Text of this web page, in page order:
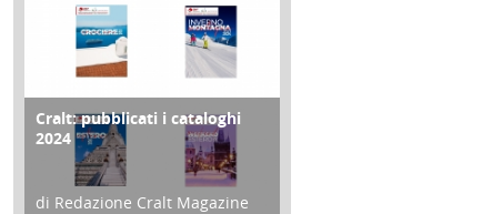
COPERTINA
Cralt: pubblicati i cataloghi
2024
di Redazione Cralt Magazine